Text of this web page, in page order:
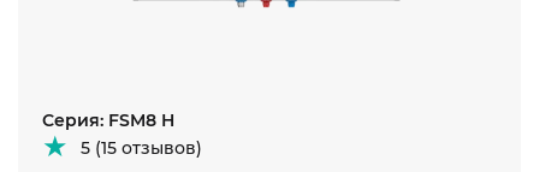
Серия: FSM8 H
5 (15 отзывов)